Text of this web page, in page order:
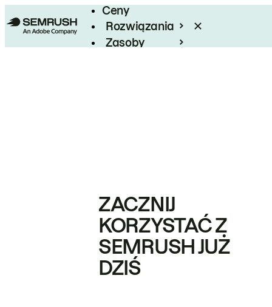
Ceny
Rozwiązania
Zasoby
ZACZNIJ
KORZYSTAĆ Z
SEMRUSH JUŻ
DZIŚ